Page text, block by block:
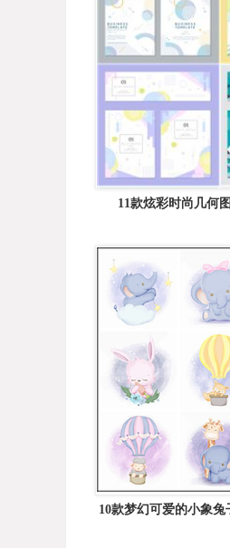
11款炫彩时尚几何
10款梦幻可爱的小象